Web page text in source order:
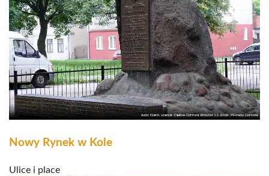
Nowy Rynek w Kole
Ulice i place